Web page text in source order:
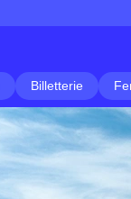
Billetterie